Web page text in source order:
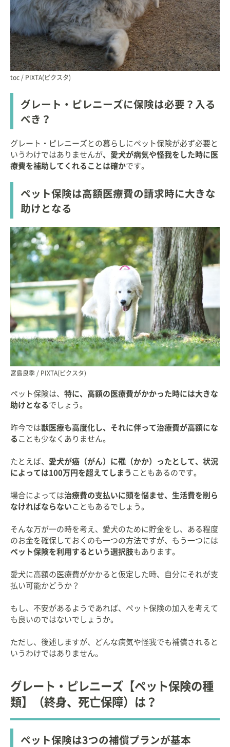
toc / PIXTA(ピクスタ)
グレート・ピレニーズに保険は必要？入る
べき？
グレート・ピレニーズとの暮らしにペット保険が必ず必要と
いうわけではありませんが、愛犬が病気や怪我をした時に医
療費を補助してくれることは確かです。
ペット保険は高額医療費の請求時に大きな
助けとなる
宮島良季 / PIXTA(ピクスタ)
ペット保険は、 特に、高額の医療費がかかった時には大きな
助けとなる でしょう。
昨今では獣医療も高度化し、それに伴って治療費が高額にな
る ことも少なくありません。
たとえば、 愛犬が癌（がん）に罹（かか）ったとして、状況
によっては100万円を超えてしまう こともあるのです。
場合によっては治療費の支払いに頭を悩ませ、生活費を削ら
なければならない こともあるでしょう。
そんな万が一の時を考え、愛犬のために貯金をし、ある程度
のお金を確保しておくのも一つの方法ですが、もう一つには
ペット保険を利用するという選択肢もあります。
愛犬に高額の医療費がかかると仮定した時、自分にそれが支
払い可能かどうか？
もし、不安があるようであれば、ペット保険の加入を考えて
も良いのではないでしょうか。
ただし、後述しますが、どんな病気や怪我でも補償されると
いうわけではありません。
グレート・ピレニーズ【ペット保険の種
類】（終身、死亡保障）は？
ペット保険は3つの補償プランが基本